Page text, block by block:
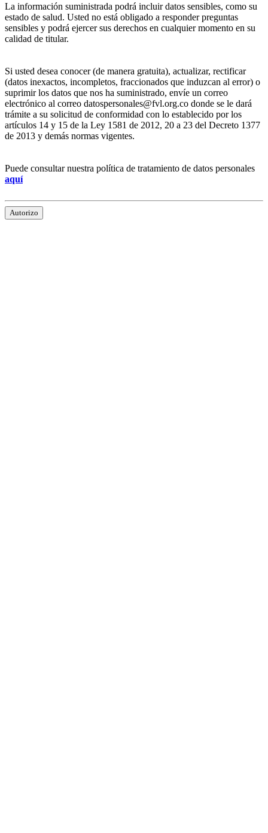
La información suministrada podrá incluir datos sensibles, como su
estado de salud. Usted no está obligado a responder preguntas
sensibles y podrá ejercer sus derechos en cualquier momento en su
calidad de titular.
Si usted desea conocer (de manera gratuita), actualizar, rectificar
(datos inexactos, incompletos, fraccionados que induzcan al error) o
suprimir los datos que nos ha suministrado, envíe un correo
electrónico al correo datospersonales@fvl.org.co donde se le dará
trámite a su solicitud de conformidad con lo establecido por los
artículos 14 y 15 de la Ley 1581 de 2012, 20 a 23 del Decreto 1377
de 2013 y demás normas vigentes.
Puede consultar nuestra política de tratamiento de datos personales
aquí
Autorizo